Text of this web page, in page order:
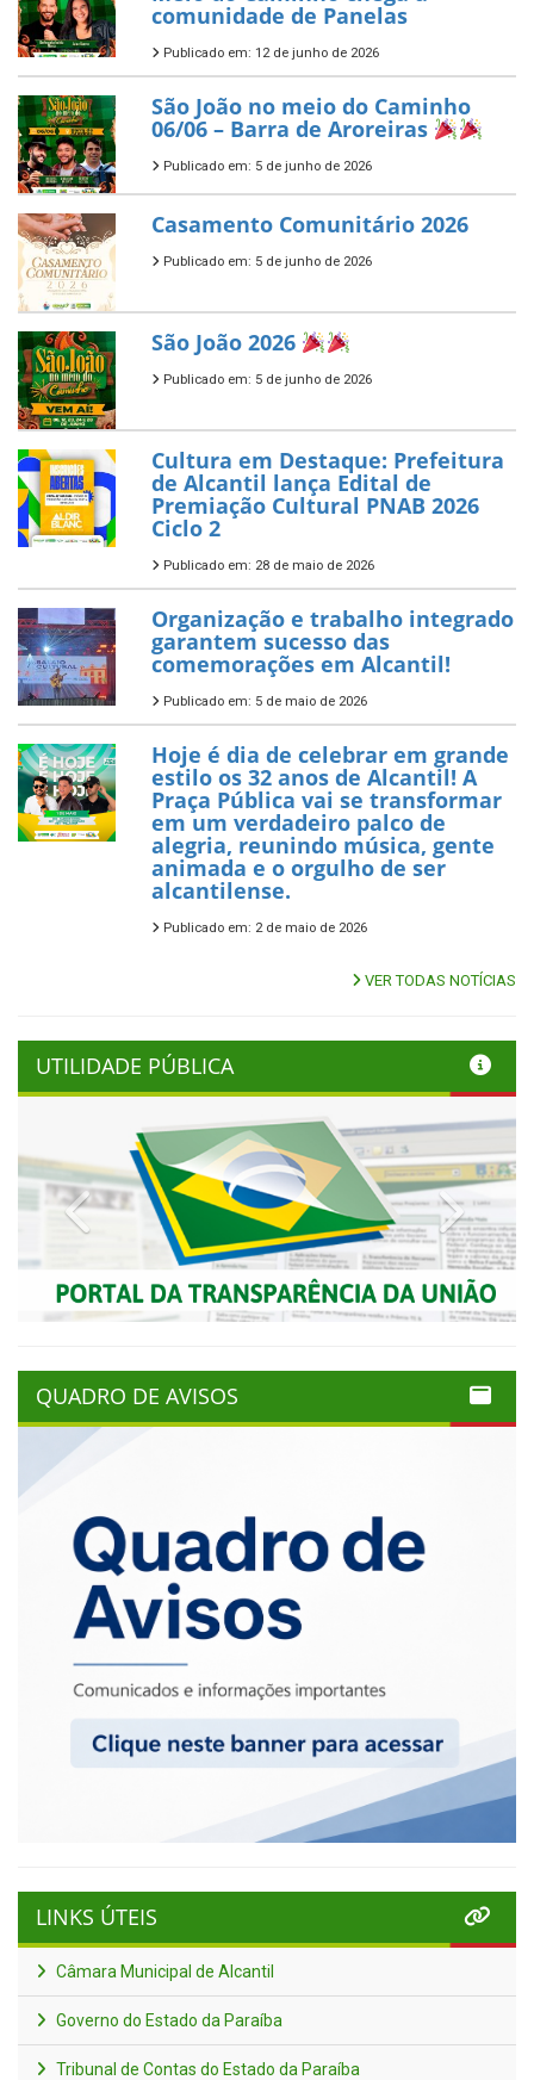
comunidade de Panelas
Publicado em: 12 de junho de 2026
São João no meio do Caminho
06/06 – Barra de Aroreiras
Publicado em: 5 de junho de 2026
Casamento Comunitário 2026
Publicado em: 5 de junho de 2026
São João 2026
Publicado em: 5 de junho de 2026
Cultura em Destaque: Prefeitura
de Alcantil lança Edital de
Premiação Cultural PNAB 2026
Ciclo 2
Publicado em: 28 de maio de 2026
Organização e trabalho integrado
garantem sucesso das
comemorações em Alcantil!
Publicado em: 5 de maio de 2026
Hoje é dia de celebrar em grande
estilo os 32 anos de Alcantil! A
Praça Pública vai se transformar
em um verdadeiro palco de
alegria, reunindo música, gente
animada e o orgulho de ser
alcantilense.
Publicado em: 2 de maio de 2026
VER TODAS NOTÍCIAS
UTILIDADE PÚBLICA
Previous Next
QUADRO DE AVISOS
LINKS ÚTEIS
Câmara Municipal de Alcantil
Governo do Estado da Paraíba
Tribunal de Contas do Estado da Paraíba